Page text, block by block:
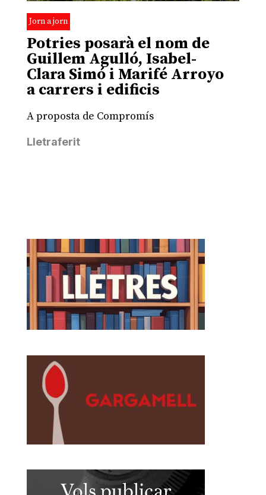
Jorn a jorn
Potries posarà el nom de
Guillem Agulló, Isabel-
Clara Simó i Marifé Arroyo
a carrers i edificis
A proposta de Compromís
Lletraferit